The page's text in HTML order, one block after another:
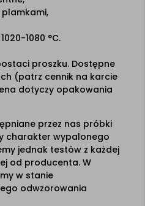
1080 °C.
proszku. Dostępne
(patrz cennik na karcie
dotyczy opakowania
przez nas próbki
charakter wypalonego
jednak testów z każdej
od producenta. W
w stanie
odwzorowania